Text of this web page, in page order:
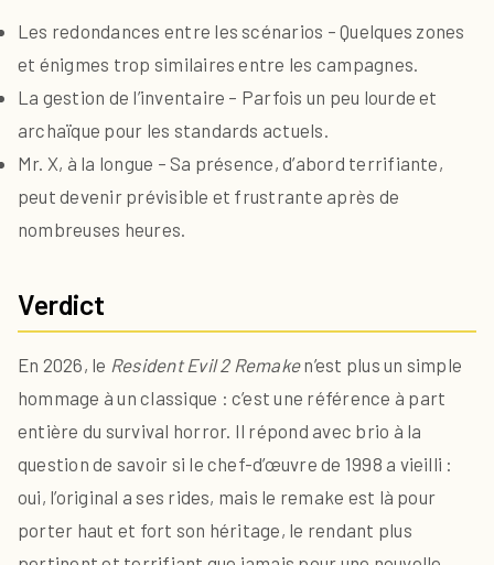
Les redondances entre les scénarios – Quelques zones
et énigmes trop similaires entre les campagnes.
La gestion de l’inventaire – Parfois un peu lourde et
archaïque pour les standards actuels.
Mr. X, à la longue – Sa présence, d’abord terrifiante,
peut devenir prévisible et frustrante après de
nombreuses heures.
Verdict
En 2026, le Resident Evil 2 Remaken’est plus un simple
hommage à un classique : c’est une référence à part
entière du survival horror. Il répond avec brio à la
question de savoir si le chef-d’œuvre de 1998 a vieilli :
oui, l’original a ses rides, mais le remake est là pour
porter haut et fort son héritage, le rendant plus